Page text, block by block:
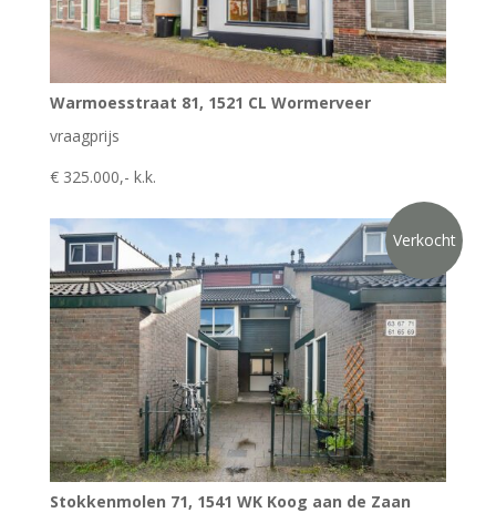
Warmoesstraat 81, 1521 CL Wormerveer
vraagprijs
€ 325.000,- k.k.
Verkocht
Stokkenmolen 71, 1541 WK Koog aan de Zaan